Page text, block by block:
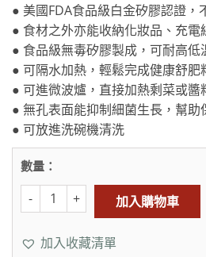
● 美國FDA食品級白金矽膠認證，
● 食材之外亦能收納化妝品、充電
● 食品級無毒矽膠製成，可耐高低
● 可隔水加熱，輕鬆完成健康舒肥
● 可進微波爐，直接加熱剩菜或醬
● 無孔表面能抑制細菌生長，幫助
● 可放進洗碗機清洗
數量：
加入購物車
加入收藏清單